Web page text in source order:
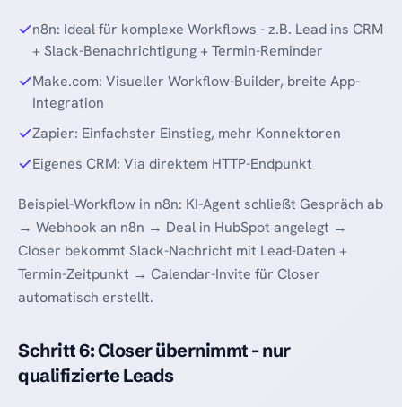
n8n: Ideal für komplexe Workflows - z.B. Lead ins CRM
+ Slack-Benachrichtigung + Termin-Reminder
Make.com: Visueller Workflow-Builder, breite App-
Integration
Zapier: Einfachster Einstieg, mehr Konnektoren
Eigenes CRM: Via direktem HTTP-Endpunkt
Beispiel-Workflow in n8n: KI-Agent schließt Gespräch ab
→ Webhook an n8n → Deal in HubSpot angelegt →
Closer bekommt Slack-Nachricht mit Lead-Daten +
Termin-Zeitpunkt → Calendar-Invite für Closer
automatisch erstellt.
Schritt 6: Closer übernimmt - nur
qualifizierte Leads